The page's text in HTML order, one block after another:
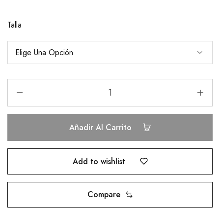
Talla
Añadir Al Carrito
Add to wishlist
Compare